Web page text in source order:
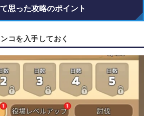
思った攻略のポイント
コを入手しておく